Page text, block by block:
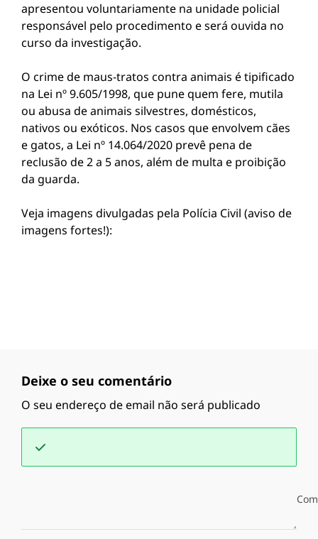
apresentou voluntariamente na unidade policial
responsável pelo procedimento e será ouvida no
curso da investigação.
O crime de maus-tratos contra animais é tipificado
na Lei nº 9.605/1998, que pune quem fere, mutila
ou abusa de animais silvestres, domésticos,
nativos ou exóticos. Nos casos que envolvem cães
e gatos, a Lei nº 14.064/2020 prevê pena de
reclusão de 2 a 5 anos, além de multa e proibição
da guarda.
Veja imagens divulgadas pela Polícia Civil (aviso de
imagens fortes!):
Deixe o seu comentário
O seu endereço de email não será publicado